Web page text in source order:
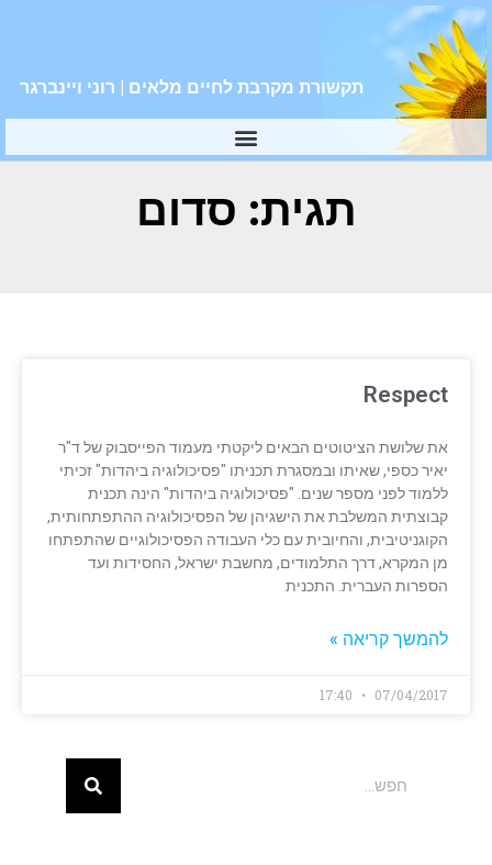
תקשורת מקרבת לחיים מלאים | רוני ויינברגר
תגית: סדום
Respect
את שלושת הציטוטים הבאים ליקטתי מעמוד הפייסבוק של ד"ר
יאיר כספי, שאיתו ובמסגרת תכניתו "פסיכולוגיה ביהדות" זכיתי
ללמוד לפני מספר שנים. "פסיכולוגיה ביהדות" הינה תכנית
קבוצתית המשלבת את הישגיהן של הפסיכולוגיה ההתפתחותית,
הקוגניטיבית, והחיובית עם כלי העבודה הפסיכולוגיים שהתפתחו
מן המקרא, דרך התלמודים, מחשבת ישראל, החסידות ועד
הספרות העברית. התכנית
להמשך קריאה »
07/04/2017